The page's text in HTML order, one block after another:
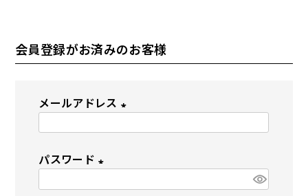
会員登録がお済みのお客様
メールアドレス
(
須
)
パスワード
(